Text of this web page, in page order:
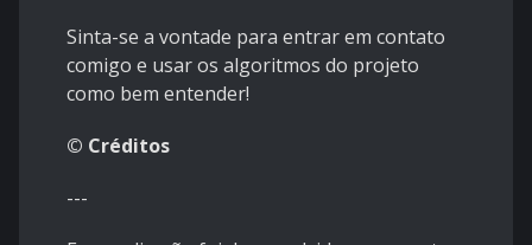
Sinta-se a vontade para entrar em contato
comigo e usar os algoritmos do projeto
como bem entender!
©️ Créditos
---